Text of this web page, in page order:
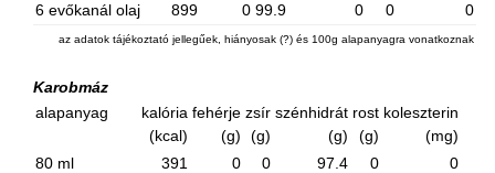
6 evőkanál olaj 899 0 99.9 0 0 0
az adatok tájékoztató jellegűek, hiányosak (?) és 100g alapanyagra vonatkoznak
Karobmáz
alapanyag
kalória
(kcal)
fehérje
(g)
zsír
(g)
szénhidrát
(g)
rost
(g)
koleszterin
(mg)
80 ml
391 0 0 97.4 0 0